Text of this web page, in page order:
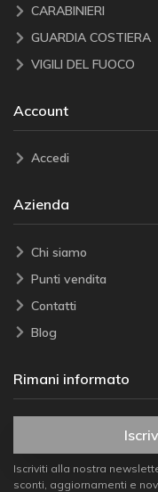
CARABINIERI
GUARDIA COSTIERA
VIGILI DEL FUOCO
Account
Accedi
Azienda
Chi siamo
Punti vendita
Contatti
Blog
Rimani informato
Iscriviti alla nostra
sconti, aggiornamenti e